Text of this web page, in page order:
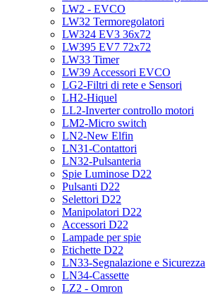
LW2 - EVCO
LW32 Termoregolatori
LW324 EV3 36x72
LW395 EV7 72x72
LW33 Timer
LW39 Accessori EVCO
LG2-Filtri di rete e Sensori
LH2-Hiquel
LL2-Inverter controllo motori
LM2-Micro switch
LN2-New Elfin
LN31-Contattori
LN32-Pulsanteria
Spie Luminose D22
Pulsanti D22
Selettori D22
Manipolatori D22
Accessori D22
Lampade per spie
Etichette D22
LN33-Segnalazione e Sicurezza
LN34-Cassette
LZ2 - Omron